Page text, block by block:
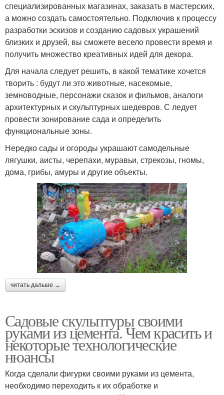
специализированных магазинах, заказать в мастерских,
а можно создать самостоятельно. Подключив к процессу
разработки эскизов и созданию садовых украшений
близких и друзей, вы сможете весело провести время и
получить множество креативных идей для декора.
Для начала следует решить, в какой тематике хочется
творить : будут ли это животные, насекомые,
земноводные, персонажи сказок и фильмов, аналоги
архитектурных и скульптурных шедевров. С ледует
провести зонирование сада и определить
функциональные зоны.
Нередко сады и огороды украшают самодельные
лягушки, аисты, черепахи, муравьи, стрекозы, гномы,
дома, грибы, амуры и другие объекты.
читать дальше →
Садовые скульптуры своими
руками из цемента. Чем красить и
некоторые технологические
нюансы
Когда сделали фигурки своими руками из цемента,
необходимо переходить к их обработке и